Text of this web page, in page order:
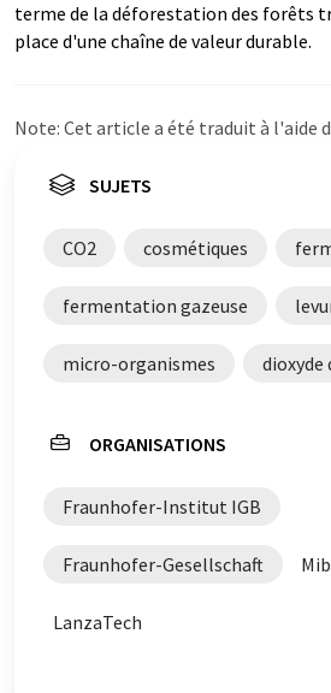
terme de la déforestation des forêts
place d'une chaîne de valeur durable.
Note: Cet article a été traduit à l'aide
propose ces traductions
été traduit avec traduction
qu'il contienne des erreurs de
de grammaire. L'article original dans
SUJETS
CO2 cosmétiques
fermentation gazeuse
micro-organismes dioxyde
ORGANISATIONS
Fraunhofer-Institut IGB
Fraunhofer-Gesellschaft
LanzaTech